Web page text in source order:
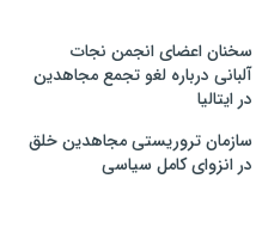
سخنان اعضای انجمن نجات
آلبانی درباره لغو تجمع مجاهدین
در ایتالیا
سازمان تروریستی مجاهدین خلق
در انزوای کامل سیاسی